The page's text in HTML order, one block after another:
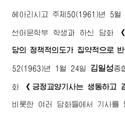
헤아리시고 주체50(1961)년 5월
선어문학부 학생과 하신 담화
당의 정책적의도가 집약적으로
52(1963)년 1월 24일 김일성종
화 《긍정교양기사는 생동하고
비롯한 여러 담화들에서 기사를